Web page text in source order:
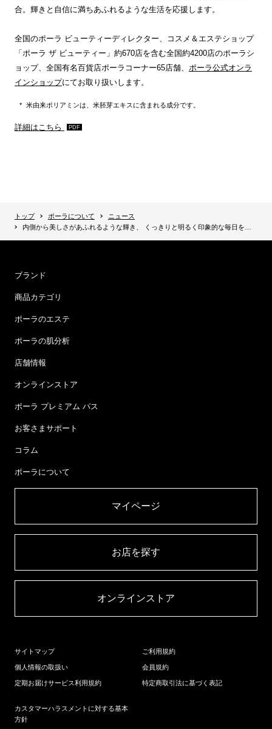
合。輝きと自信に満ちあふれるような生活を応援します。
全国のポーラ ビューティーディレクター、コスメ＆エステショップ
「ポーラ ザ ビューティー」約670店を含む全国約4200店のポーラシ
ョップ、全国有名百貨店ポーラコーナー65店舗、 ポーラ公式オンラ
インショップにてお取り扱いします。
米由来ポリアミンは、米胚芽エキスに含まれる成分です。
詳細はこちら
トップ ポーラについて
ニュース
内側から美しさがあふれるような輝き、 くっきりと明るく印象的な毎日をサポートする栄養機能食品 『 BRIGHT LINK 』発売
ブランド
商品カテゴリ
ポーラのエステ
ポーラの肌分析
店舗情報
オンラインストア
ポーラ プレミアム パス
お客さまサポート
コラム
ポーラについて
マイページ​
お店を探す​
オンラインストア​
サイトマップ
個人情報の取扱い
定期お届けサービス利用規約
ご利用規約
会員規約
特定商取引法に基づく表記
カスタマーハラスメントに対する基本
方針